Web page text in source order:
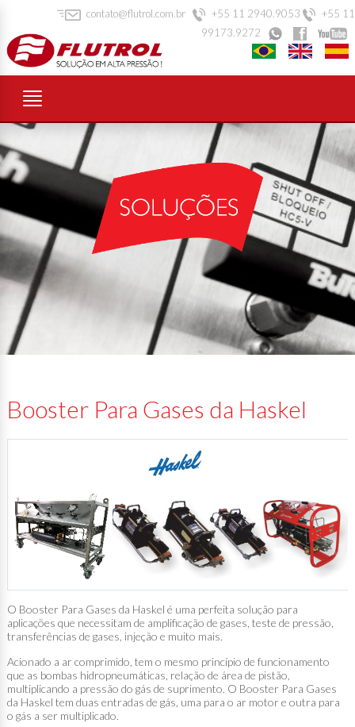
contato@flutrol.com.br +55 11 2940.9053
+55 11
99173.9272
Booster Para Gases da Haskel
O Booster Para Gases da Haskel é uma perfeita solução para
aplicações que necessitam de amplificação de gases, teste de pressão,
transferências de gases, injeção e muito mais.
Acionado a ar comprimido, tem o mesmo princípio de funcionamento
que as bombas hidropneumáticas, relação de área de pistão,
multiplicando a pressão do gás de suprimento. O Booster Para Gases
da Haskel tem duas entradas de gás, uma para o ar motor e outra para
o gás a ser multiplicado.